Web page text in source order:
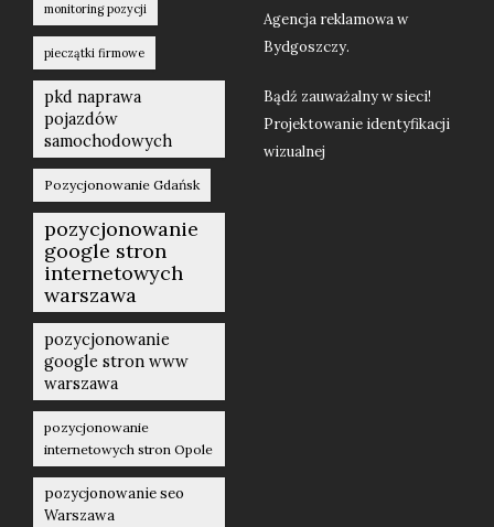
monitoring pozycji
pieczątki firmowe
pkd naprawa
pojazdów
samochodowych
Pozycjonowanie Gdańsk
pozycjonowanie
google stron
internetowych
warszawa
pozycjonowanie
google stron www
warszawa
pozycjonowanie
internetowych stron Opole
pozycjonowanie seo
Warszawa
Agencja reklamowa w
Bydgoszczy.
Bądź zauważalny w sieci!
Projektowanie identyfikacji
wizualnej